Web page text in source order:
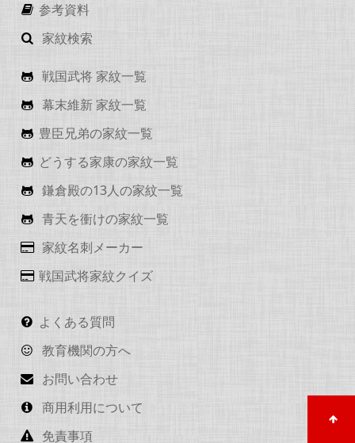
参考資料
家紋検索
戦国武将 家紋一覧
幕末維新 家紋一覧
豊臣兄弟の家紋一覧
どうする家康の家紋一覧
鎌倉殿の13人の家紋一覧
青天を衝けの家紋一覧
家紋名刺メーカー
戦国武将家紋クイズ
よくある質問
教育機関の方へ
お問い合わせ
商用利用について
免責事項